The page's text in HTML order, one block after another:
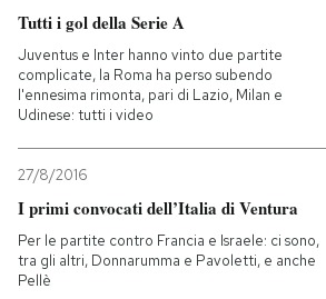
Tutti i gol della Serie A
Juventus e Inter hanno vinto due partite
complicate, la Roma ha perso subendo
l'ennesima rimonta, pari di Lazio, Milan e
Udinese: tutti i video
27/8/2016
I primi convocati dell’Italia di Ventura
Per le partite contro Francia e Israele: ci sono,
tra gli altri, Donnarumma e Pavoletti, e anche
Pellè